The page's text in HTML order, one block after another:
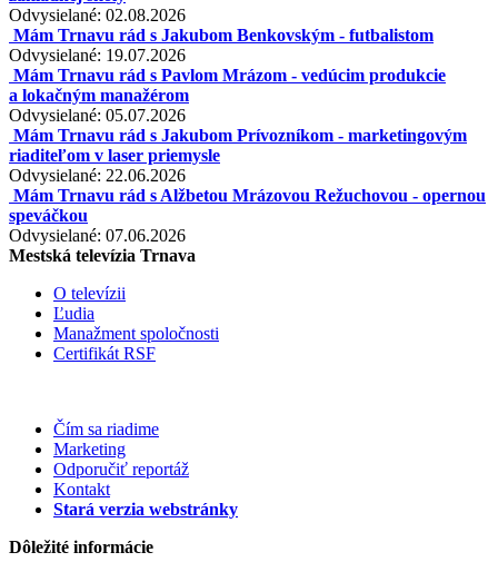
Odvysielané: 02.08.2026
Mám Trnavu rád s Jakubom Benkovským - futbalistom
Odvysielané: 19.07.2026
Mám Trnavu rád s Pavlom Mrázom - vedúcim produkcie
a lokačným manažérom
Odvysielané: 05.07.2026
Mám Trnavu rád s Jakubom Prívozníkom - marketingovým
riaditeľom v laser priemysle
Odvysielané: 22.06.2026
Mám Trnavu rád s Alžbetou Mrázovou Režuchovou - opernou
speváčkou
Odvysielané: 07.06.2026
Mestská televízia Trnava
O televízii
Ľudia
Manažment spoločnosti
Certifikát RSF
Čím sa riadime
Marketing
Odporučiť reportáž
Kontakt
Stará verzia webstránky
Dôležité informácie